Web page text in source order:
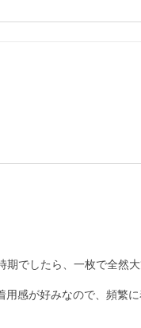
でしたら、一枚で全
感が好みなので、頻繁に